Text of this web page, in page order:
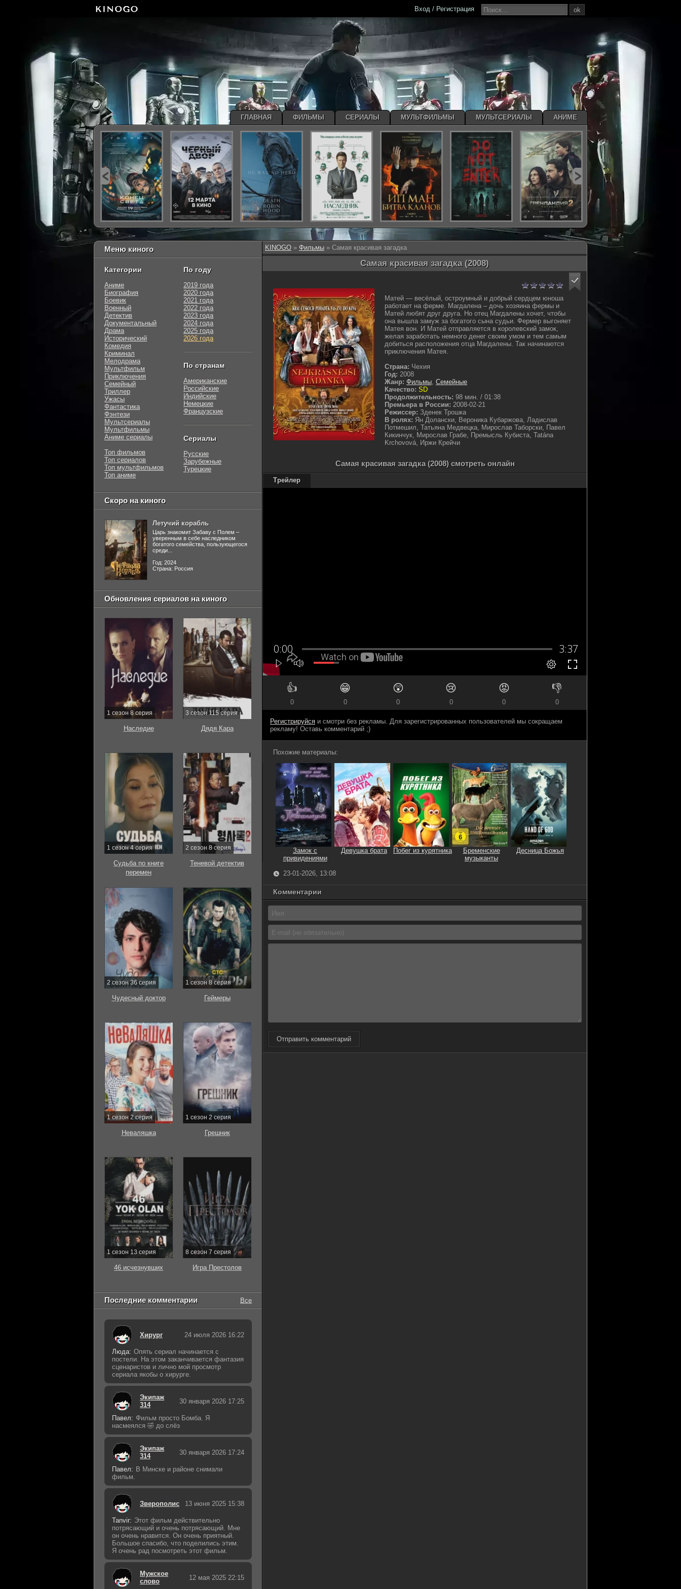
KINOGO » Фильмы » Самая красивая загадка
Самая красивая загадка (2008)
Матей — весёлый, остроумный и добрый сердцем юноша
работает на ферме. Магдалена – дочь хозяина фермы и
Матей любят друг друга. Но отец Магдалены хочет, чтобы
она вышла замуж за богатого сына судьи. Фермер выгоняет
Матея вон. И Матей отправляется в королевский замок,
желая заработать немного денег своим умом и тем самым
добиться расположения отца Магдалены. Так начинаются
приключения Матея.
Страна: Чехия
Год: 2008
Жанр: Фильмы, Семейные
Качество: SD
Продолжительность: 98 мин. / 01:38
Премьера в России: 2008-02-21
Режиссер: Зденек Трошка
В ролях: Ян Долански, Вероника Кубаржова, Ладислав
Потмешил, Татьяна Медвецка, Мирослав Таборски, Павел
Кикинчук, Мирослав Грабе, Премысль Кубиста, Tatána
Krchovová, Иржи Крейчи
Самая красивая загадка (2008) смотреть онлайн
Трейлер
👍
0
😁
0
😲
0
😢
0
😡
0
👎
0
Регистрируйся и смотри без рекламы. Для зарегистрированных пользователей мы сокращаем
рекламу! Оставь комментарий ;)
Похожие материалы:
Замок с
привидениями
Девушка брата Побег из курятника
Бременские
музыканты
Десница Божья
23-01-2026, 13:08
Комментарии
Отправить комментарий
Меню киного
Категории
Аниме
Биография
Боевик
Военный
Детектив
Документальный
Драма
Исторический
Комедия
Криминал
Мелодрама
Мультфильм
Приключения
Семейный
Триллер
Ужасы
Фантастика
Фэнтези
Мультсериалы
Мультфильмы
Аниме сериалы
Топ фильмов
Топ сериалов
Топ мультфильмов
Топ аниме
По году
2019 года
2020 года
2021 года
2022 года
2023 года
2024 года
2025 года
2026 года
По странам
Американские
Российские
Индийские
Немецкие
Французские
Сериалы
Русские
Зарубежные
Турецкие
Скоро на киного
Летучий корабль
Царь знакомит Забаву с Полем –
уверенным в себе наследником
богатого семейства, пользующегося
среди...
Год: 2024
Страна: Россия
Обновления сериалов на киного
1 сезон 8 серия
Наследие
3 сезон 115 серия
Дядя Кара
1 сезон 4 серия
Судьба по книге
перемен
2 сезон 8 серия
Теневой детектив
2 сезон 36 серия
Чудесный доктор
1 сезон 8 серия
Геймеры
1 сезон 2 серия
Неваляшка
1 сезон 2 серия
Грешник
1 сезон 13 серия
46 исчезнувших
8 сезон 7 серия
Игра Престолов
Последние комментарии Все
Хирург 24 июля 2026 16:22
Люда: Опять сериал начинается с
постели. На этом заканчивается фантазия
сценаристов и лично мой просмотр
сериала якобы о хирурге.
Экипаж
314
30 января 2026 17:25
Павел: Фильм просто Бомба. Я
насмеялся 🤣 до слёз
Экипаж
314
30 января 2026 17:24
Павел: В Минске и районе снимали
фильм.
Зверополис 13 июня 2025 15:38
Tanvir: Этот фильм действительно
потрясающий и очень потрясающий. Мне
он очень нравится. Он очень приятный.
Большое спасибо, что поделились этим.
Я очень рад посмотреть этот фильм.
Мужское
слово
12 мая 2025 22:15
ok
Вход / Регистрация
ГЛАВНАЯ ФИЛЬМЫ СЕРИАЛЫ МУЛЬТФИЛЬМЫ МУЛЬТСЕРИАЛЫ АНИМЕ